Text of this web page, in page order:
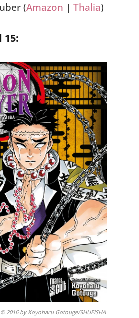
(Amazon | Thalia)
15:
© 2016 by Koyoharu Gotouge/SHUEISHA